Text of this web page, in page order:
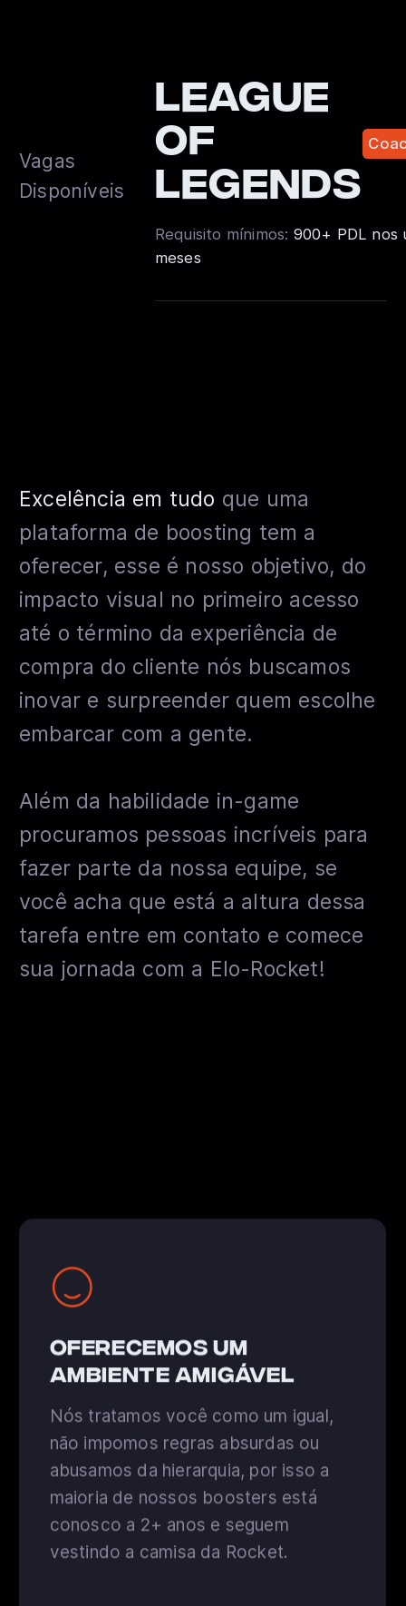
Vagas
Disponíveis
League
of
legends
Requisito mínimos: 900+ PDL nos
meses
Excelência em tudo que uma
plataforma de boosting tem a
oferecer, esse é nosso objetivo, do
impacto visual no primeiro acesso
até o término da experiência de
compra do cliente nós buscamos
inovar e surpreender quem escolhe
embarcar com a gente.
Além da habilidade in-game
procuramos pessoas incríveis para
fazer parte da nossa equipe, se
você acha que está a altura dessa
tarefa entre em contato e comece
sua jornada com a Elo-Rocket!
oferecemos um
ambiente amigável
Nós tratamos você como um igual,
não impomos regras absurdas ou
abusamos da hierarquia, por isso a
maioria de nossos boosters está
conosco a 2+ anos e seguem
vestindo a camisa da Rocket.